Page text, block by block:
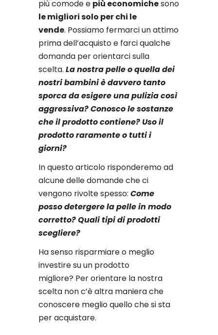
detersione
più comode e più economichesono
le migliori solo per chi le
vende. Possiamo fermarci un attimo
prima dell’acquisto e farci qualche
domanda per orientarci sulla
scelta. La nostra pelle o quella dei
nostri bambini è davvero tanto
sporca da esigere una pulizia così
aggressiva?Conosco le sostanze
che il prodotto contiene?Uso il
prodotto raramente o tutti i
giorni?
In questo articolo risponderemo ad
alcune delle domande che ci
vengono rivolte spesso: Come
posso detergere la pelle in modo
corretto?Quali tipi di prodotti
scegliere?
Ha senso risparmiare o meglio
investire su un prodotto
migliore? Per orientare la nostra
scelta non c’è altra maniera che
conoscere meglio quello che si sta
per acquistare.